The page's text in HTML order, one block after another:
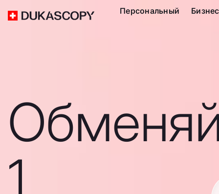
Персональный Бизнес
1